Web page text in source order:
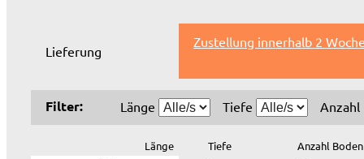
Lieferung
Zustellung innerhalb 2
Filter: Länge Tiefe
Länge Tiefe Anzahl Boden